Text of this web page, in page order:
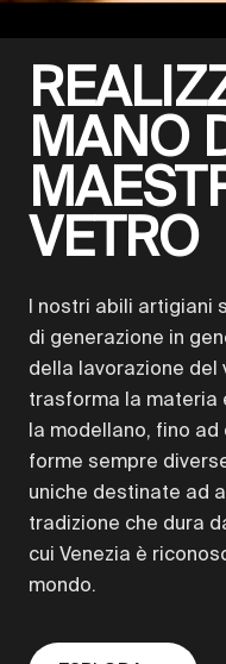
MANO
VETRO
I nostri abili artigiani
di generazione in
della lavorazione del
trasforma la materia
la modellano, fino
forme sempre
uniche destinate ad
tradizione che dura
cui Venezia è
mondo.